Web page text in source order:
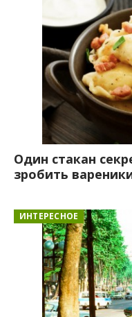
Один стакан
зробить
ИНТЕРЕСНОЕ